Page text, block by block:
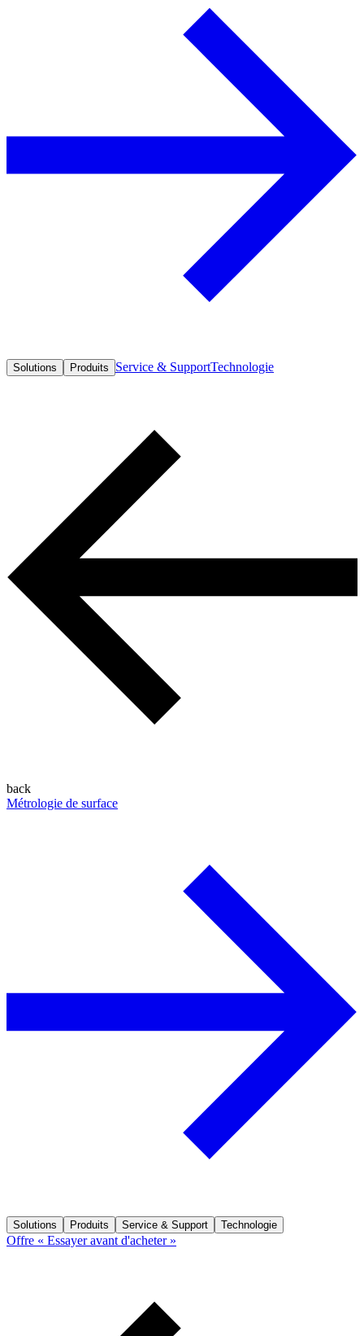
Solutions Produits Service & SupportTechnologie
back
Métrologie de surface
Solutions Produits Service & Support Technologie
Offre « Essayer avant d'acheter »